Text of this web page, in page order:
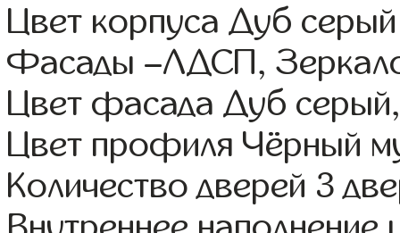
Цвет корпуса Дуб серый
Фасады –ЛДСП,
Цвет фасада Дуб
Цвет профиля Чёрный
Количество дверей 3